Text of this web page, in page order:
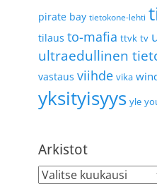
pirate bay tietokone-lehti
tilaus to-mafia ttvk tv
ultraedullinen
vastaus viihde vika
yksityisyys yle
Arkistot
Arkistot